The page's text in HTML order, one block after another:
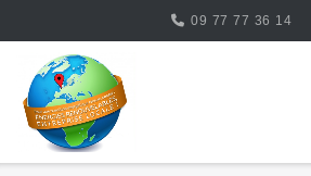
content
09 77 77 36 14